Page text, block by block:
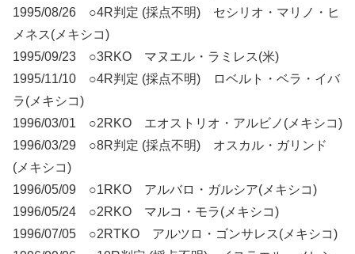
1995/08/26 ○4R判定 (採点不明) セシリオ・マリノ・ヒ
メネス(メキシコ)
1995/09/23 ○3RKO マヌエル・ラミレス(米)
1995/11/10 ○4R判定 (採点不明) ロベルト・ベラ・イバ
ラ(メキシコ)
1996/03/01 ○2RKO エオストリオ・アルビノ(メキシコ)
1996/03/29 ○8R判定 (採点不明) オスカル・ガリンド
(メキシコ)
1996/05/09 ○1RKO アルバロ・ガルシア(メキシコ)
1996/05/24 ○2RKO マルコ・モラ(メキシコ)
1996/07/05 ○2RTKO アルツロ・ゴンサレス(メキシコ)